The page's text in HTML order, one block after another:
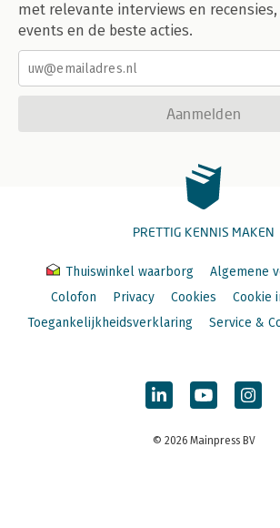
met relevante interviews en
events en de beste acties.
Aanmelden
PRETTIG KENNIS MAKEN
Thuiswinkel waarborg
Algemene
Colofon
Privacy Cookies
Cookie
Toegankelijkheidsverklaring
Service &
© 2026 Mainpress BV